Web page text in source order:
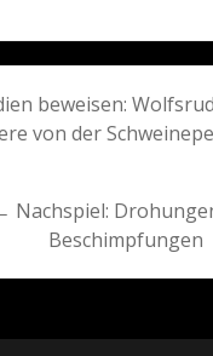
beweisen:
von der
Nachspiel:
Beschimpfungen